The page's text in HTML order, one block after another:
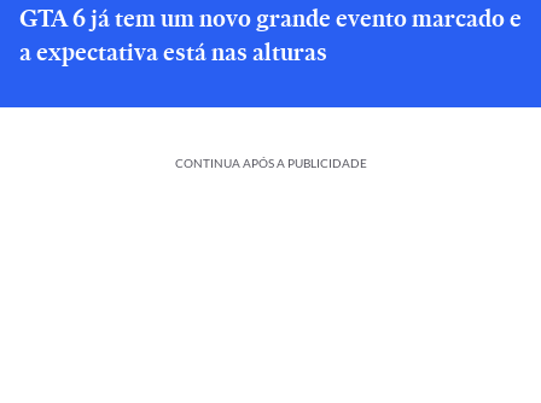
GTA 6 já tem um novo grande evento marcado e
a expectativa está nas alturas
CONTINUA APÓS A PUBLICIDADE